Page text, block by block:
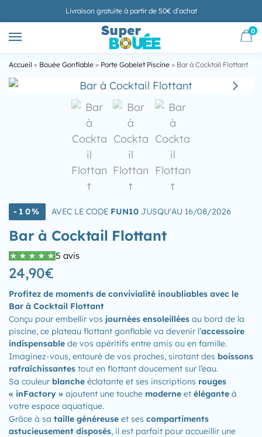
Livraison gratuite à partir de 50€ d’achat
0
Accueil » Bouée Gonflable » Porte Gobelet Piscine » Bar à Cocktail Flottant
-10% AVEC LE CODE FUN10 JUSQU'AU 16/08/2026
Bar à Cocktail Flottant
5 avis
24,90€
Profitez de moments de convivialité inoubliables avec le
Bar à Cocktail Flottant
Conçu pour embellir vos journées ensoleillées au bord de la
piscine, ce plateau flottant gonflable va devenir l’accessoire
indispensable de vos apéritifs entre amis ou en famille.
Imaginez-vous, entouré de vos proches, sirotant des boissons
rafraîchissantes tout en flottant doucement sur l’eau.
Sa couleur blanche éclatante et ses inscriptions rouges
« inFactory » ajoutent une touche moderne et élégante à
votre espace aquatique.
Grâce à sa taille généreuse et ses compartiments
astucieusement disposés, il est parfait pour accueillir une